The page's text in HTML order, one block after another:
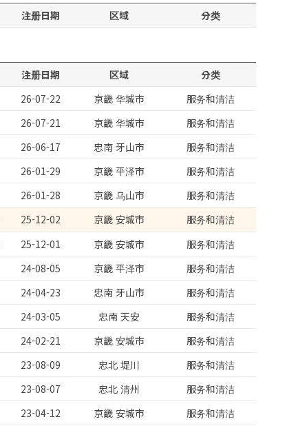
注册日期 区域 分类
注册日期 区域
分类
26-07-22 京畿 华城市
服务和清洁
26-07-21 京畿 华城市
服务和清洁
26-06-17 忠南 牙山市
服务和清洁
26-01-29 京畿 平泽市
服务和清洁
26-01-28 京畿 乌山市
服务和清洁
25-12-02 京畿 安城市
服务和清洁
25-12-01 京畿 安城市
服务和清洁
24-08-05 京畿 平泽市
服务和清洁
24-04-23 忠南 牙山市
服务和清洁
24-03-05 忠南 天安
服务和清洁
24-02-21 京畿 安城市
服务和清洁
23-08-09 忠北 堤川
服务和清洁
23-08-07 忠北 清州
服务和清洁
23-04-12 京畿 安城市
服务和清洁